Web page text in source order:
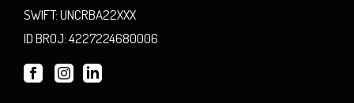
SWIFT: UNCRBA22XXX
ID BROJ: 4227224680006